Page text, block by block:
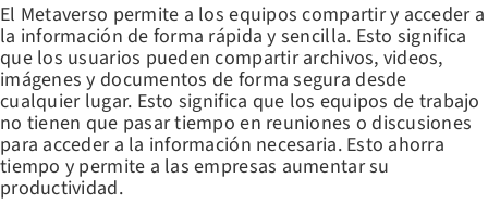
El Metaverso permite a los equipos compartir y acceder a
la información de forma rápida y sencilla. Esto significa
que los usuarios pueden compartir archivos, videos,
imágenes y documentos de forma segura desde
cualquier lugar. Esto significa que los equipos de trabajo
no tienen que pasar tiempo en reuniones o discusiones
para acceder a la información necesaria. Esto ahorra
tiempo y permite a las empresas aumentar su
productividad.